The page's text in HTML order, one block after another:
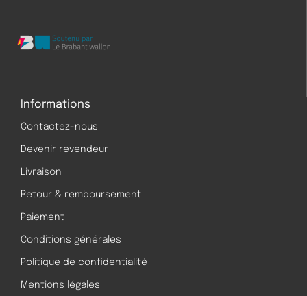
Informations
Contactez-nous
Devenir revendeur
Livraison
Retour & remboursement
Paiement
Conditions générales
Politique de confidentialité
Mentions légales